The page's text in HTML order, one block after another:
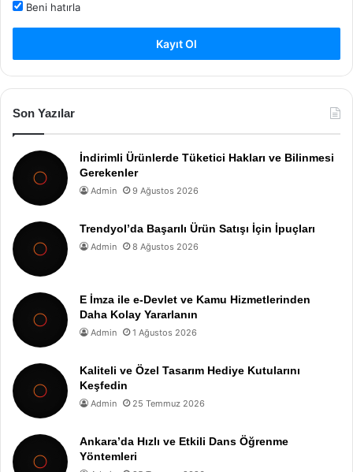
Beni hatırla
Kayıt Ol
Son Yazılar
İndirimli Ürünlerde Tüketici Hakları ve Bilinmesi
Gerekenler
Admin 9 Ağustos 2026
Trendyol’da Başarılı Ürün Satışı İçin İpuçları
Admin 8 Ağustos 2026
E İmza ile e-Devlet ve Kamu Hizmetlerinden
Daha Kolay Yararlanın
Admin 1 Ağustos 2026
Kaliteli ve Özel Tasarım Hediye Kutularını
Keşfedin
Admin 25 Temmuz 2026
Ankara’da Hızlı ve Etkili Dans Öğrenme
Yöntemleri